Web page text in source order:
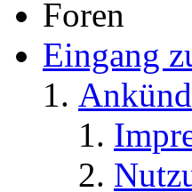
Foren
Eingang